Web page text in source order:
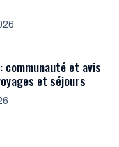
communauté et avis
et séjours